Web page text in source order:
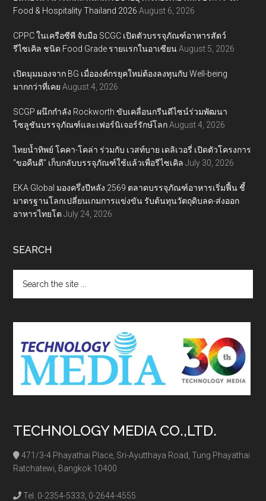
Food & Hospitality Thailand 2026 August 6, 2026
CPPC ในเครือซีพี จับมือ SCGC เปิดตัวบรรจุภัณฑ์อาหารสัตว์
รีไซเคิล ชนิด Food Grade รายแรกในอาเซียน August 5, 2026
เปิดมุมมองจาก BG เมื่อองค์กรยุคใหม่ต้องลงทุนกับ Well-being
มากกว่าที่เคย August 4, 2026
SCGP ผนึกกำลัง Rockworth ขับเคลื่อนกรีนดีไซน์ร่วมพัฒนา
โซลูชันบรรจุภัณฑ์และเฟอร์นิเจอร์รักษ์โลก August 4, 2026
ไทยน้ำทิพย์ โคคา-โคล่า ร่วมกับ เวสท์บาย เดลิเวอรี่ เปิดตัวโครงการ
“ขอคืนดี” เก็บกลับบรรจุภัณฑ์ใช้แล้วเพื่อรีไซเคิล July 30, 2026
EKA Global มองครึ่งปีหลัง 2569 ตลาดบรรจุภัณฑ์อาหารเริ่มฟื้น ชี้
มาตรฐานโลกเปลี่ยนเกมการแข่งขัน รับต้นทุนวัตถุดิบลด-ส่งออก
อาหารไทยโต July 24, 2026
SEARCH
the
TECHNOLOGY MEDIA CO.,LTD.
471/3-4 Phayathai Place, Sri-Ayutthaya Road, Tung Phayathai
Ratchatewi, Bangkok 10400
Tel. 0-2354-5333, 0-2644-4555